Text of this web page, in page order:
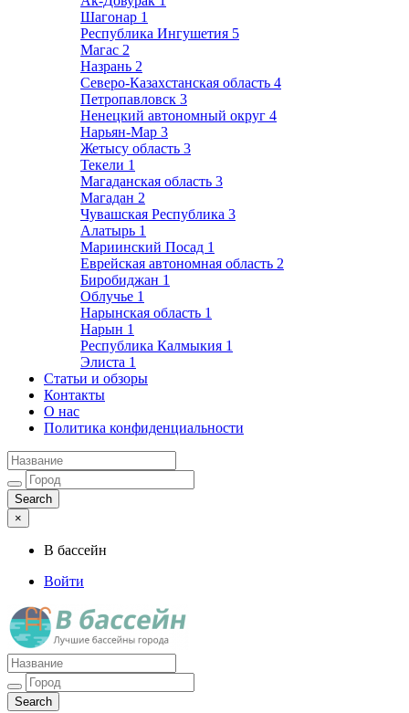
Шагонар 1
Республика Ингушетия 5
Магас 2
Назрань 2
Северо-Казахстанская область 4
Петропавловск 3
Ненецкий автономный округ 4
Нарьян-Мар 3
Жетысу область 3
Текели 1
Магаданская область 3
Магадан 2
Чувашская Республика 3
Алатырь 1
Мариинский Посад 1
Еврейская автономная область 2
Биробиджан 1
Облучье 1
Нарынская область 1
Нарын 1
Республика Калмыкия 1
Элиста 1
Статьи и обзоры
Контакты
О нас
Политика конфиденциальности
×
В бассейн
Войти
Лучшие бассейны города